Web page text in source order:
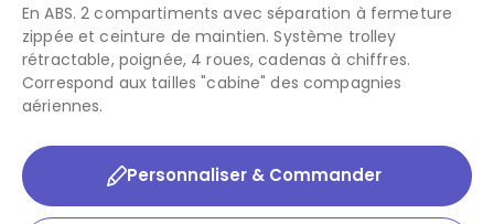
En ABS. 2 compartiments avec séparation à fermeture
zippée et ceinture de maintien. Système trolley
rétractable, poignée, 4 roues, cadenas à chiffres.
Correspond aux tailles "cabine" des compagnies
aériennes.
Personnaliser & Commander